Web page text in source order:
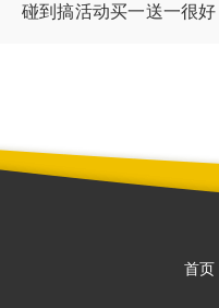
碰到搞活动买一送一很好
首页